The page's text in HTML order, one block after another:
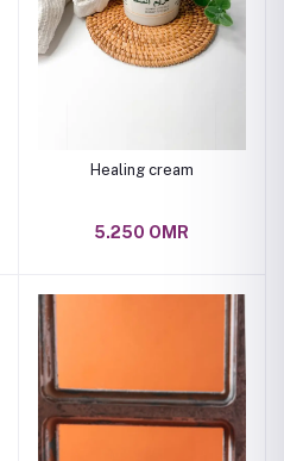
Healing cream
5.250 OMR